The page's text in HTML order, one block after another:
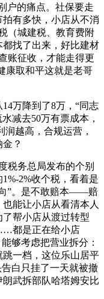
户的痛点。社保要走
有多快，小店从不消
（城建税、教育费附
找了出来，好比建材
账征收，才能走得更
康取和平这就是老哥
万降到了8万，“同志
减去50万有票成本，
越高，合规运营，
？
务总局发布的个别
2%收个税，看着是
”。是不敢赔本——赔
能让小店从看清本人
帮小店从渡过转型
都是正在给小店
够考虑把营业拆分：
一档，这位乐山居平
白只挂了一天就被撤
武拆部队哈塔姆安比